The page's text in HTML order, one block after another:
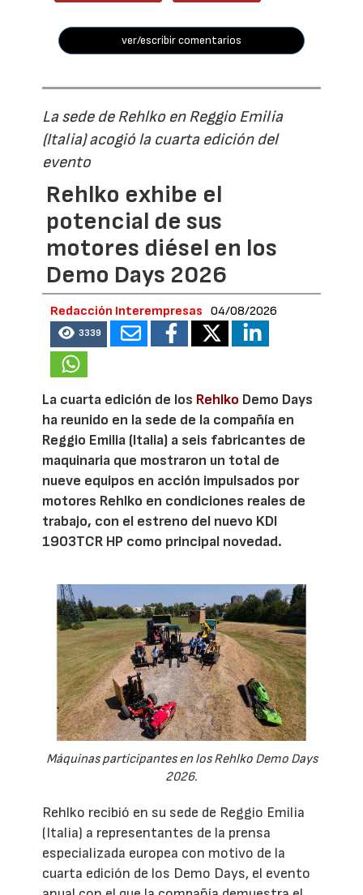
ver/escribir comentarios
La sede de Rehlko en Reggio Emilia
(Italia) acogió la cuarta edición del
evento
Rehlko exhibe el
potencial de sus
motores diésel en los
Demo Days 2026
Redacción Interempresas 04/08/2026
3339
La cuarta edición de los Rehlko Demo Days
ha reunido en la sede de la compañía en
Reggio Emilia (Italia) a seis fabricantes de
maquinaria que mostraron un total de
nueve equipos en acción impulsados por
motores Rehlko en condiciones reales de
trabajo, con el estreno del nuevo KDI
1903TCR HP como principal novedad.
Máquinas participantes en los Rehlko Demo Days
2026.
Rehlko recibió en su sede de Reggio Emilia
(Italia) a representantes de la prensa
especializada europea con motivo de la
cuarta edición de los Demo Days, el evento